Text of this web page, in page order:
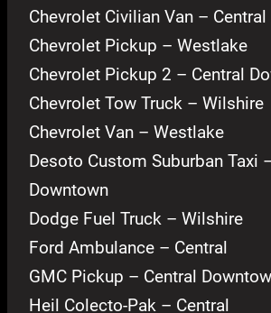
Chevrolet Civilian Van –
Chevrolet Pickup – Westlake
Chevrolet Pickup 2 – Central
Chevrolet Tow Truck – Wilshire
Chevrolet Van – Westlake
Desoto Custom Suburban Taxi
Downtown
Dodge Fuel Truck – Wilshire
Ford Ambulance – Central
GMC Pickup – Central
Heil Colecto-Pak – Central